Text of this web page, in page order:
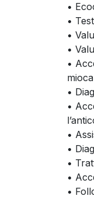
•
•
•
•
•
•
•
•
•
•
•
•